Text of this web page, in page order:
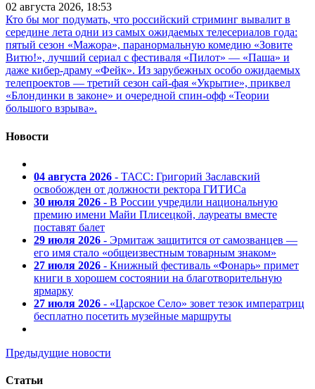
02 августа 2026, 18:53
Кто бы мог подумать, что российский стриминг вывалит в
середине лета одни из самых ожидаемых телесериалов года:
пятый сезон «Мажора», паранормальную комедию «Зовите
Витю!», лучший сериал с фестиваля «Пилот» — «Паша» и
даже кибер-драму «Фейк». Из зарубежных особо ожидаемых
телепроектов — третий сезон сай-фая «Укрытие», приквел
«Блондинки в законе» и очередной спин-офф «Теории
большого взрыва».
Новости
04 августа 2026 - ТАСС: Григорий Заславский
освобожден от должности ректора ГИТИСа
30 июля 2026 - В России учредили национальную
премию имени Майи Плисецкой, лауреаты вместе
поставят балет
29 июля 2026 - Эрмитаж защитится от самозванцев —
его имя стало «общеизвестным товарным знаком»
27 июля 2026 - Книжный фестиваль «Фонарь» примет
книги в хорошем состоянии на благотворительную
ярмарку
27 июля 2026 - «Царское Село» зовет тезок императриц
бесплатно посетить музейные маршруты
Предыдущие новости
Статьи